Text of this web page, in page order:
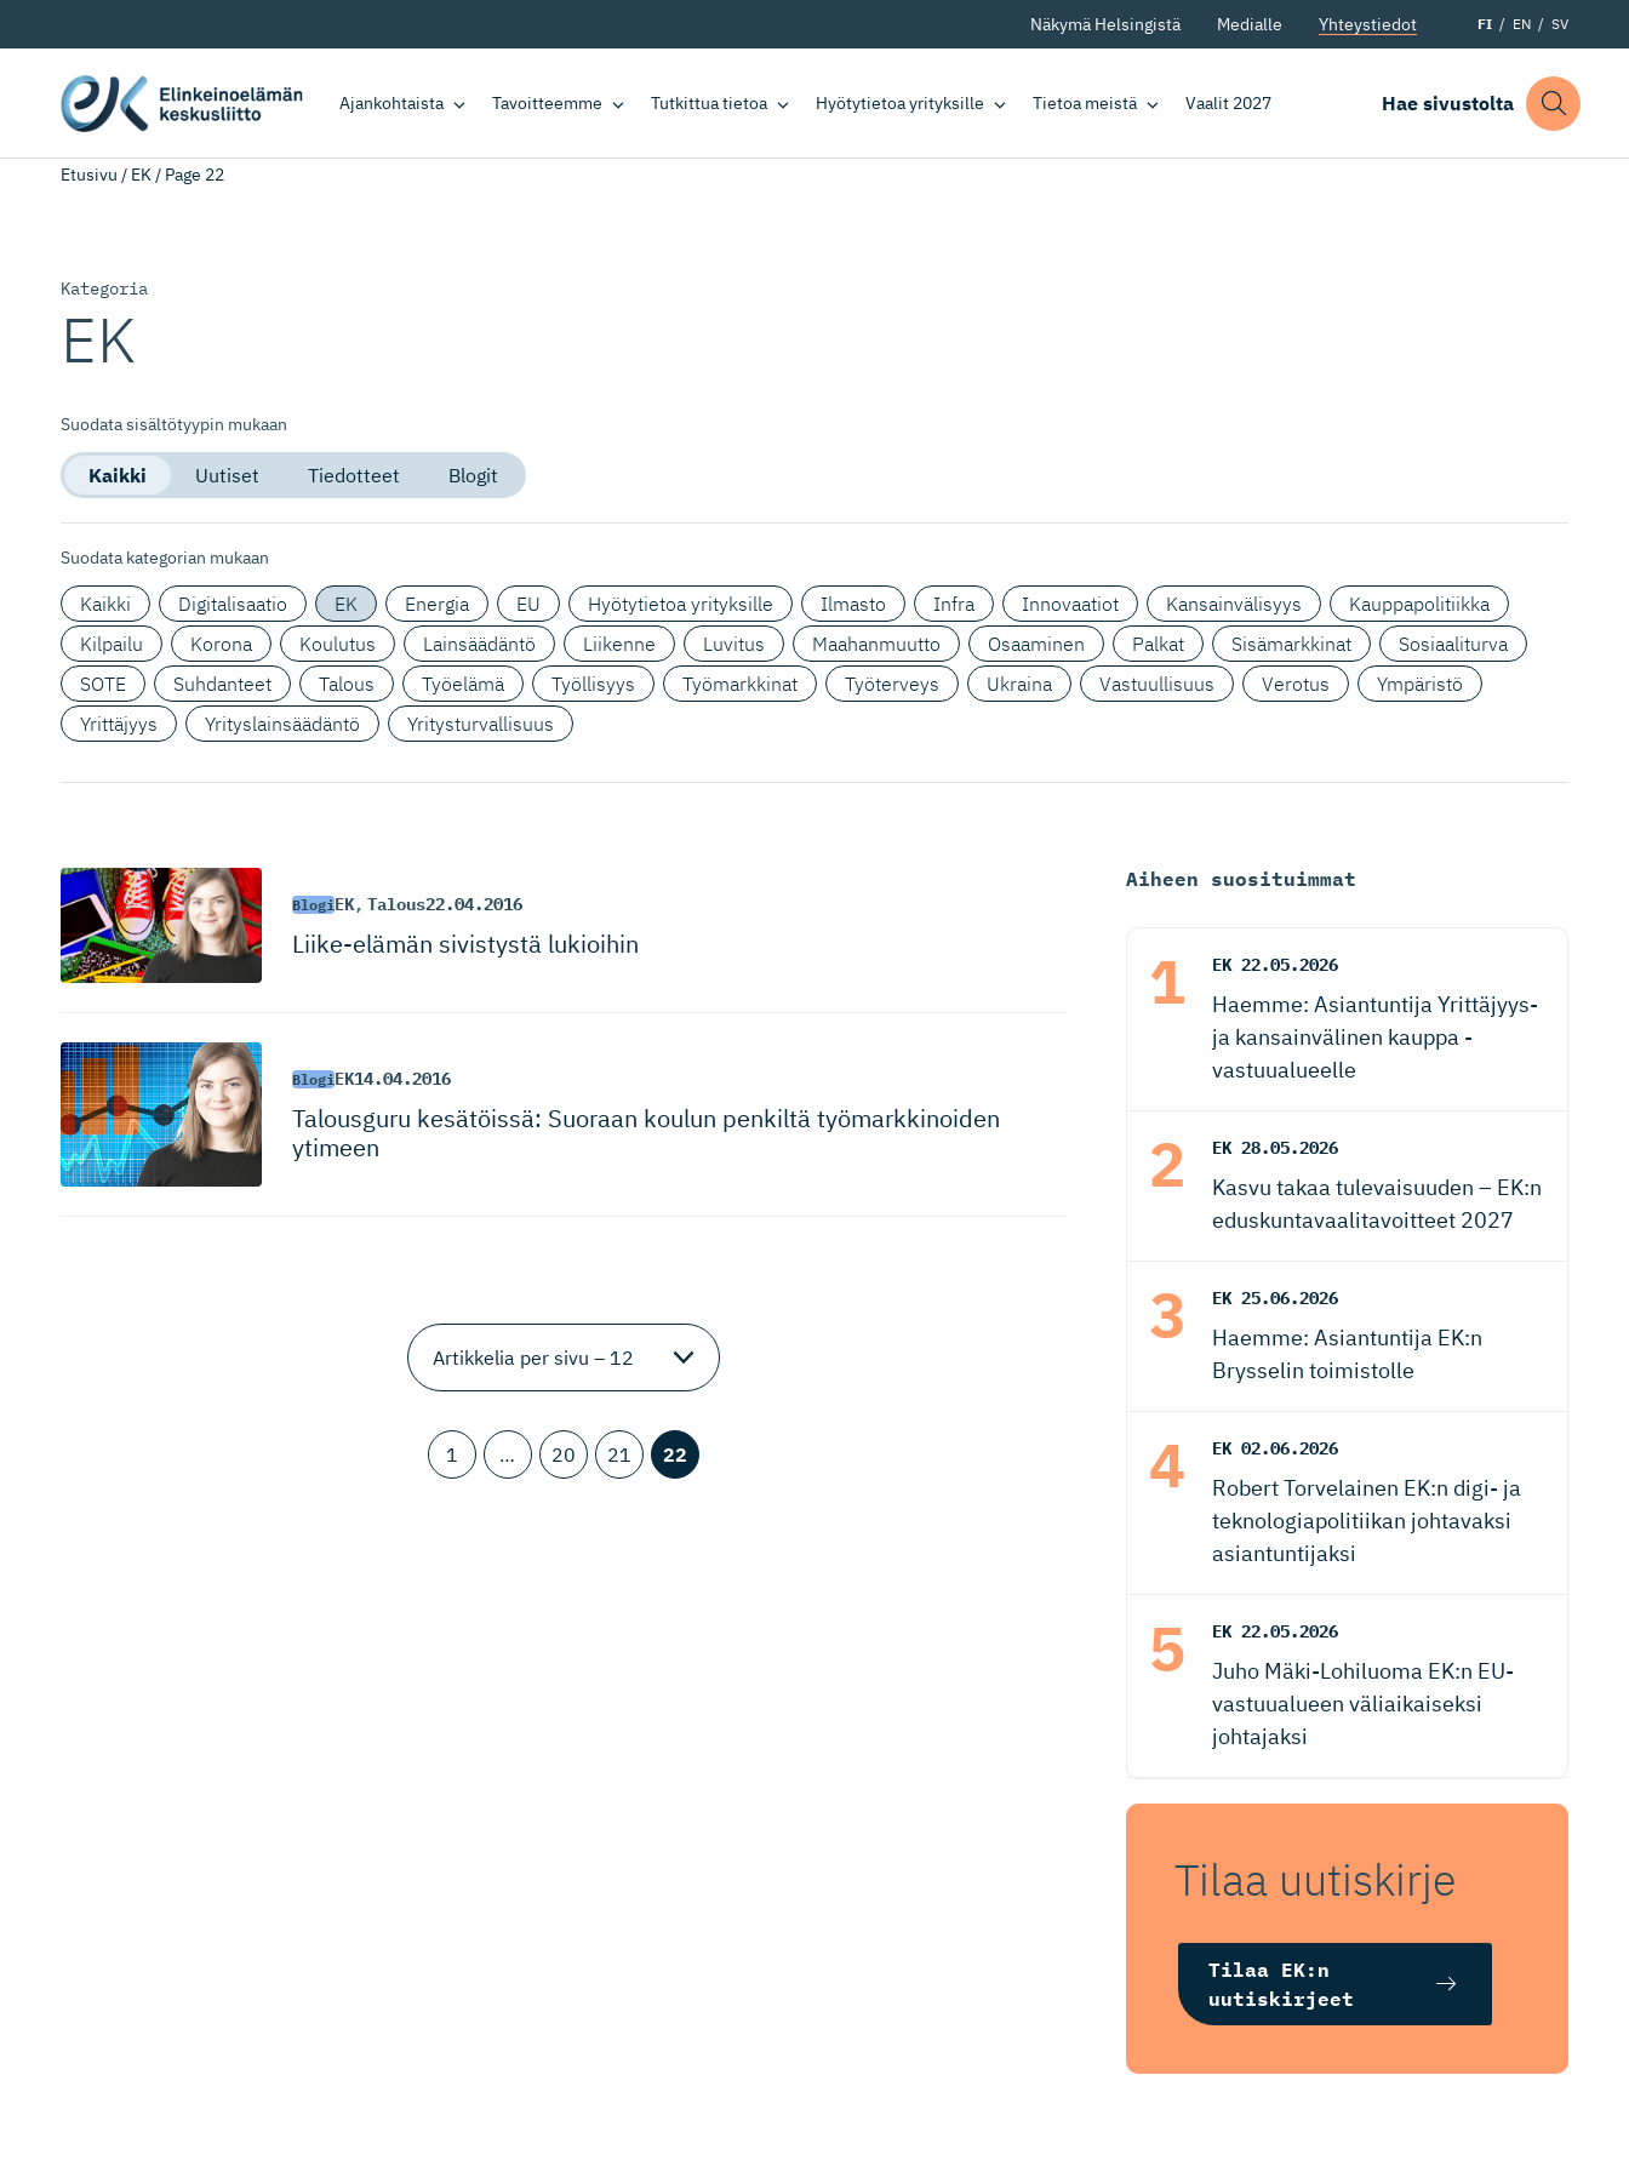
Näkymä Helsingistä Medialle Yhteystiedot FI EN SV
Ajankohtaista Tavoitteemme Tutkittua tietoa Hyötytietoa yrityksille Tietoa meistä Vaalit 2027 Hae sivustolta
Etusivu / EK/ Page 22
Kategoria
EK
Suodata sisältötyypin mukaan
Kaikki Uutiset Tiedotteet Blogit
Suodata kategorian mukaan
Kaikki Digitalisaatio EK Energia EU Hyötytietoa yrityksille Ilmasto Infra Innovaatiot Kansainvälisyys
Kauppapolitiikka
Kilpailu
Korona Koulutus Lainsäädäntö Liikenne Luvitus Maahanmuutto Osaaminen Palkat Sisämarkkinat
Sosiaaliturva
SOTE
Suhdanteet Talous Työelämä Työllisyys Työmarkkinat Työterveys Ukraina Vastuullisuus Verotus
Ympäristö
Yrittäjyys
Yrityslainsäädäntö Yritysturvallisuus
BlogiEK, Talous22.04.2016
Liike-elämän sivistystä lukioihin
BlogiEK14.04.2016
Talousguru kesätöissä: Suoraan koulun penkiltä työmarkki­noiden
ytimeen
1 … 20 21 22
Aiheen suosituimmat
EK 22.05.2026
Haemme: Asiantuntija Yrittäjyys-
ja kansainvälinen kauppa -
vastuualueelle
EK 28.05.2026
Kasvu takaa tulevaisuuden – EK:n
eduskuntavaalitavoitteet 2027
EK 25.06.2026
Haemme: Asiantuntija EK:n
Brysselin toimistolle
EK 02.06.2026
Robert Torvelainen EK:n digi- ja
teknologiapolitiikan johtavaksi
asiantuntijaksi
EK 22.05.2026
Juho Mäki-Lohiluoma EK:n EU-
vastuualueen väliaikaiseksi
johtajaksi
Tilaa uutiskirje
Tilaa EK:n
uutiskirjeet